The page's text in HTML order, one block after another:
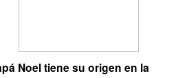
Noel tiene su origen en la